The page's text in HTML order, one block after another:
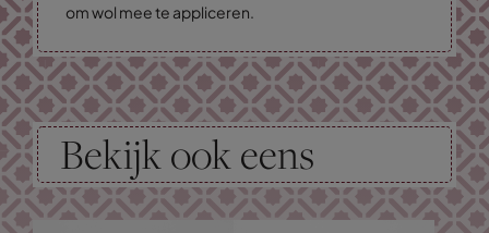
om wol mee te appliceren.
Bekijk ook eens